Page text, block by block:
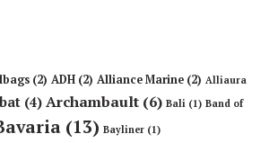
(2) ADH (2) Alliance Marine (2) Alliaura
(4) Archambault (6) Bali (1) Band of
(13) Bayliner (1)